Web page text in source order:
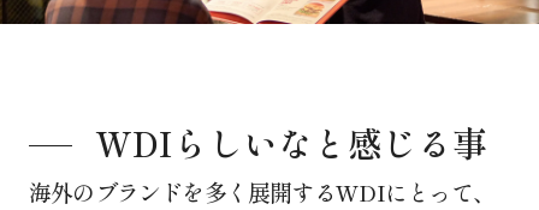
WDIらしいなと感じる事
海外のブランドを多く展開するWDIにとって、